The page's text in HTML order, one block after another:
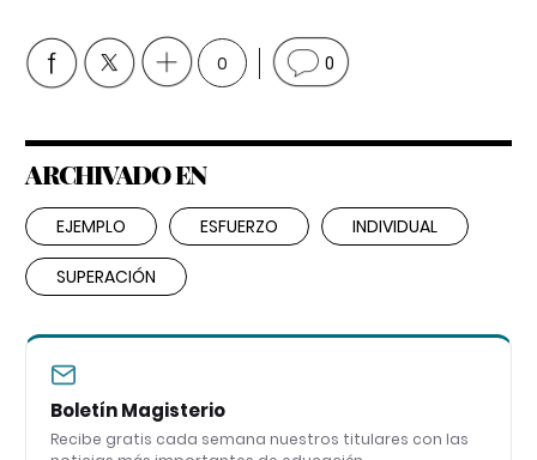
0 0
ARCHIVADO EN
EJEMPLO ESFUERZO INDIVIDUAL
SUPERACIÓN
Boletín Magisterio
Recibe gratis cada semana nuestros titulares con las